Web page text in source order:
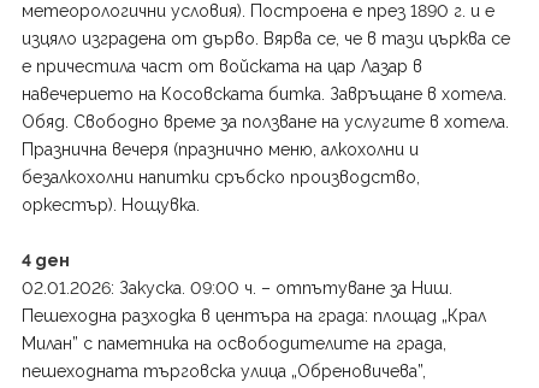
метеорологични условия). Построена е през 1890 г. и е
изцяло изградена от дърво. Вярва се, че в тази църква се
е причестила част от войската на цар Лазар в
навечерието на Косовската битка. Завръщане в хотела.
Обяд. Свободно време за ползване на услугите в хотела.
Празнична вечеря (празнично меню, алкохолни и
безалкохолни напитки сръбско производство,
оркестър). Нощувка.
4 ден
02.01.2026: Закуска. 09:00 ч. – отпътуване за Ниш.
Пешеходна разходка в центъра на града: площад „Крал
Милан” с паметника на освободителите на града,
пешеходната търговска улица „Обреновичева”,